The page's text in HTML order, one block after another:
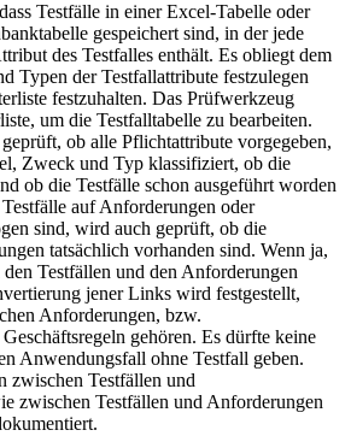
Testfälle in einer Excel-Tabelle oder
gespeichert sind, in der jede
des Testfalles enthält. Es obliegt dem
Typen der Testfallattribute festzulegen
festzuhalten. Das Prüfwerkzeug
um die Testfalltabelle zu bearbeiten.
ob alle Pflichtattribute vorgegeben,
Zweck und Typ klassifiziert, ob die
ob die Testfälle schon ausgeführt worden
auf Anforderungen oder
sind, wird auch geprüft, ob die
tatsächlich vorhanden sind. Wenn ja,
Testfällen und den Anforderungen
jener Links wird festgestellt,
Anforderungen, bzw.
gehören. Es dürfte keine
Anwendungsfall ohne Testfall geben.
zwischen Testfällen und
zwischen Testfällen und Anforderungen